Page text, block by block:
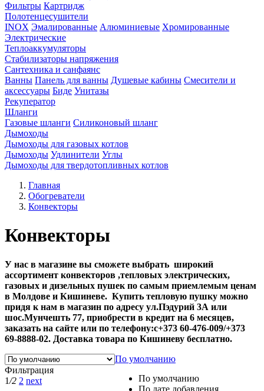
Фильтры Картридж
Полотенцесушители
INOX Эмалированные Алюминиевые Хромированные
Электрические
Теплоаккумуляторы
Стабилизаторы напряжения
Сантехника и санфаянс
Ванны Панель для ванны Душевые кабины Смесители и
аксессуары Биде Унитазы
Рекуператор
Шланги
Газовые шланги Силиконовый шланг
Дымоходы
Дымоходы для газовых котлов
Дымоходы Удлинители Углы
Дымоходы для твердотопливных котлов
Главная
Обогреватели
Конвекторы
Конвекторы
У нас в магазине вы сможете выбрать широкий
ассортимент конвекторов ,тепловых электрических,
газовых и дизельных пушек по самым приемлемым ценам
в Молдове и Кишиневе. Купить тепловую пушку можно
придя к нам в магазин по адресу ул.Пэдурий 3А или
шос.Мунчешть 77, приобрести в кредит на 6 месяцев,
заказать на сайте или по телефону:с+373 60-476-009/+373
69-8888-02. Доставка товара по Кишиневу бесплатно.
По умолчанию
Фильтрация
1/2 2 next
По умолчанию
По дате добавления